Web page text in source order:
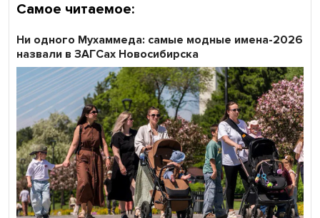
Самое читаемое:
Ни одного Мухаммеда: самые модные имена-2026
назвали в ЗАГСах Новосибирска